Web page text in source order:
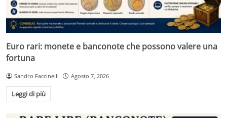
Euro rari: monete e banconote che possono valere una
fortuna
Sandro Faccinelli Agosto 7, 2026
Leggi di più